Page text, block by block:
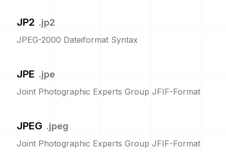
JP2 .jp2
JPEG-2000 Dateiformat Syntax
JPE .jpe
Joint Photographic Experts Group JFIF-Format
JPEG .jpeg
Joint Photographic Experts Group JFIF-Format